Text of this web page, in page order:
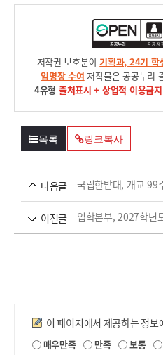
저작권 보호분야기획과, 24기 학
임명장 수여 저작물은 공공누리
4유형 출처표시 + 상업적 이용금
목록 링크복사
다음글 국립한밭대, 개교 99
이전글 입학본부, 2027학년도 입학사정
만족도조사
이 페이지에서 제공하는 정
매우만족 만족 보통